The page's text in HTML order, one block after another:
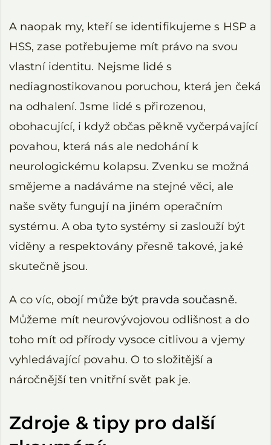
A naopak my, kteří se identifikujeme s HSP a
HSS, zase potřebujeme mít právo na svou
vlastní identitu. Nejsme lidé s
nediagnostikovanou poruchou, která jen čeká
na odhalení. Jsme lidé s přirozenou,
obohacující, i když občas pěkně vyčerpávající
povahou, která nás ale nedohání k
neurologickému kolapsu. Zvenku se možná
smějeme a nadáváme na stejné věci, ale
naše světy fungují na jiném operačním
systému. A oba tyto systémy si zaslouží být
viděny a respektovány přesně takové, jaké
skutečně jsou.
A co víc, obojí může být pravda současně.
Můžeme mít neurovývojovou odlišnost a do
toho mít od přírody vysoce citlivou a vjemy
vyhledávající povahu. O to složitější a
náročnější ten vnitřní svět pak je.
Zdroje & tipy pro další